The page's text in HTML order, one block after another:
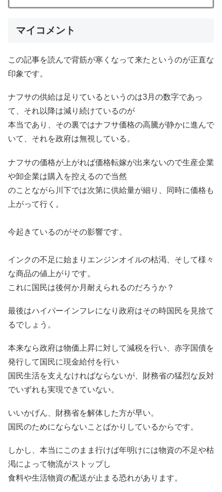
マイコメント
この記事を読んで背筋が寒くなって来たというのが正直な
印象です。
ナフサの供給は足りているというのは3月の数字であっ
て、それ以降は減り続けているのが
本当であり、その裏ではナフサ価格の高騰が静かに進んで
いて、それを政府は無視している。
ナフサの価格が上がれば価格転嫁が出来ないので生産企業
や卸企業は購入を控えるので当然
のことながら川下では次第に供給量が細り、同時に価格も
上がって行く。
今起きているのがその影響です。
インクの不足に始まりエンジンオイルの枯渇、そして様々
な商品の値上がりです。
これに国民は後何か月耐えられるのだろうか？
最後はハイパーインフレになり政府はその時国民を見捨て
るでしょう。
本来なら政府は物価上昇に対して減税を行い、赤字国債を
発行して国民に現金給付を行い
国民生活を支えなければならないが、財務省の猛烈な反対
でいずれも実現できていない。
いいかげん、財務省を解体した方が早い。
国民のためにならないことばかりしているからです。
しかし、本当にこのまま行けば年明けには物資の不足や枯
渇によって物流がストップし
食料や生活物資の配送が止まる恐れがあります。